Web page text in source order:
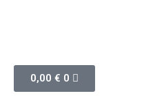
0,00 € 0